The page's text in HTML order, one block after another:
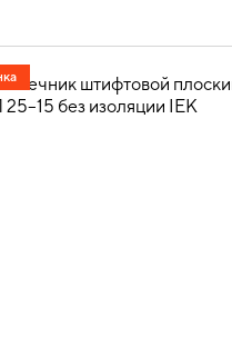
соединители и ответвители
08.01.01 Наконечники, клеммы и
зажимы слаботочные